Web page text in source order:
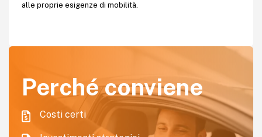
alle proprie esigenze di mobilità.
Perché conviene
Costi certi